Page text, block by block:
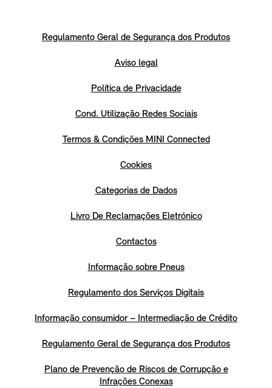
Regulamento Geral de Segurança dos Produtos
Aviso legal
Política de Privacidade
Cond. Utilização Redes Sociais
Termos & Condições MINI Connected
Cookies
Categorias de Dados
Livro De Reclamações Eletrónico
Contactos
Informação sobre Pneus
Regulamento dos Serviços Digitais
Informação consumidor – Intermediação de Crédito
Regulamento Geral de Segurança dos Produtos
Plano de Prevenção de Riscos de Corrupção e
Infrações Conexas